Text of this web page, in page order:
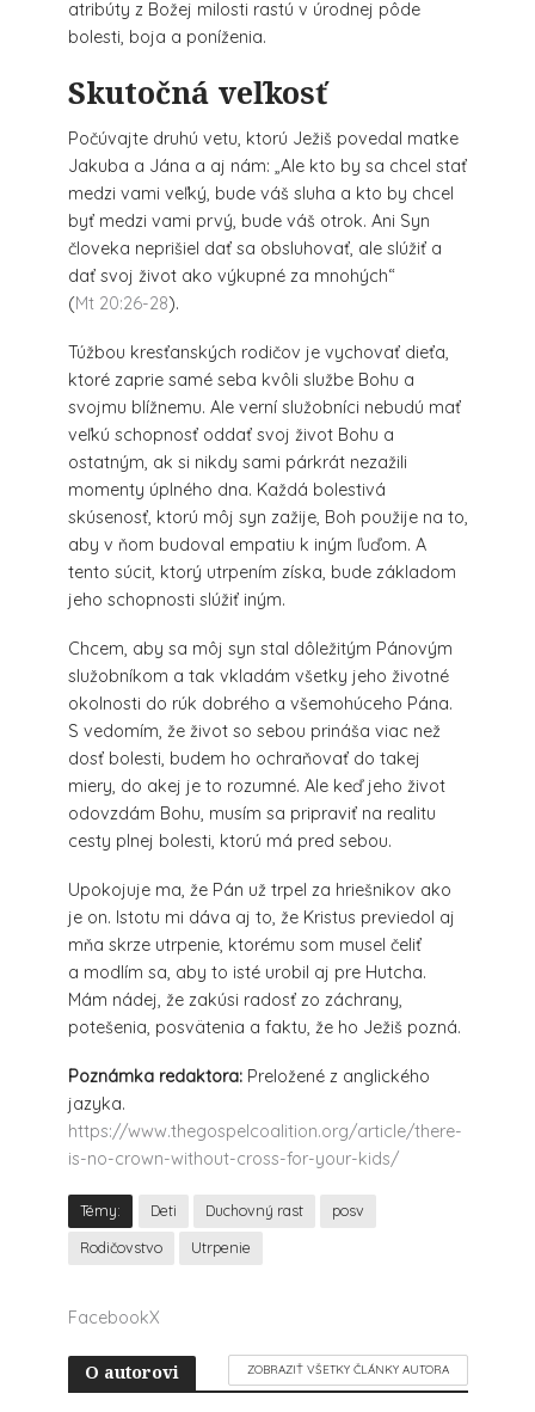
atribúty z Božej milosti rastú v úrodnej pôde
bolesti, boja a poníženia.
Skutočná veľkosť
Počúvajte druhú vetu, ktorú Ježiš povedal matke
Jakuba a Jána a aj nám: „Ale kto by sa chcel stať
medzi vami veľký, bude váš sluha a kto by chcel
byť medzi vami prvý, bude váš otrok. Ani Syn
človeka neprišiel dať sa obsluhovať, ale slúžiť a
dať svoj život ako výkupné za mnohých“
(Mt 20:26-28).
Túžbou kresťanských rodičov je vychovať dieťa,
ktoré zaprie samé seba kvôli službe Bohu a
svojmu blížnemu. Ale verní služobníci nebudú mať
veľkú schopnosť oddať svoj život Bohu a
ostatným, ak si nikdy sami párkrát nezažili
momenty úplného dna. Každá bolestivá
skúsenosť, ktorú môj syn zažije, Boh použije na to,
aby v ňom budoval empatiu k iným ľuďom. A
tento súcit, ktorý utrpením získa, bude základom
jeho schopnosti slúžiť iným.
Chcem, aby sa môj syn stal dôležitým Pánovým
služobníkom a tak vkladám všetky jeho životné
okolnosti do rúk dobrého a všemohúceho Pána.
S vedomím, že život so sebou prináša viac než
dosť bolesti, budem ho ochraňovať do takej
miery, do akej je to rozumné. Ale keď jeho život
odovzdám Bohu, musím sa pripraviť na realitu
cesty plnej bolesti, ktorú má pred sebou.
Upokojuje ma, že Pán už trpel za hriešnikov ako
je on. Istotu mi dáva aj to, že Kristus previedol aj
mňa skrze utrpenie, ktorému som musel čeliť
a modlím sa, aby to isté urobil aj pre Hutcha.
Mám nádej, že zakúsi radosť zo záchrany,
potešenia, posvätenia a faktu, že ho Ježiš pozná.
Poznámka redaktora: Preložené z anglického
jazyka.
https://www.thegospelcoalition.org/article/there-
is-no-crown-without-cross-for-your-kids/
Témy: Deti Duchovný rast
posv
Rodičovstvo
Utrpenie
FacebookX
O autorovi ZOBRAZIŤ VŠETKY ČLÁNKY AUTORA